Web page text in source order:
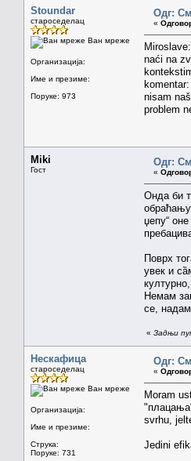
Stoundar
староседелац
Ван мреже
Организација:
Име и презиме:
Поруке: 973
Одг:
«
naći na
komentar:
nisam
problem
Miki
Гост
Одг:
«
Онда би
џепу“
Поврх
увек и
Немам
се,
« Задњи
Нескафица
староседелац
Ван мреже
Организација:
Име и презиме:
Струка:
Поруке: 731
Одг:
«
Moram
svrhu,
Jedini